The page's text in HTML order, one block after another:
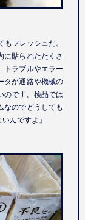
もフレッシュだ。
に貼られたたくさ
トラブルやエラー
タが通路や機械の
のです。検品では
なのでどうしても
んですよ」